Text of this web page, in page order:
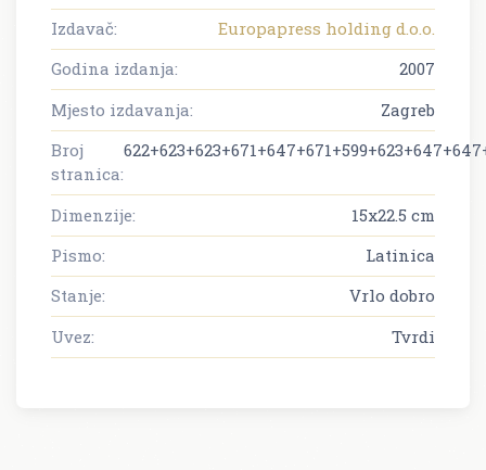
Izdavač:
Europapress holding d.o.o.
Godina izdanja:
2007
Mjesto izdavanja:
Zagreb
Broj
stranica:
Dimenzije:
15x22.5 cm
Pismo:
Latinica
Stanje:
Vrlo dobro
Uvez:
Tvrdi